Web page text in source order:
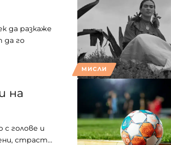
МИСЛИ
да разкаже
да го
на
голове и
страст…